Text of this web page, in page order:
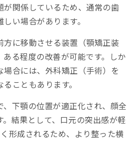
が関係しているため、通常の歯
い場合があります。
方に移動させる装置（顎矯正装
る程度の改善が可能です。しか
場合には、外科矯正（手術）を
こともあります。
下顎の位置が適正化され、顔全
結果として、口元の突出感が軽
形成されるため、より整った横